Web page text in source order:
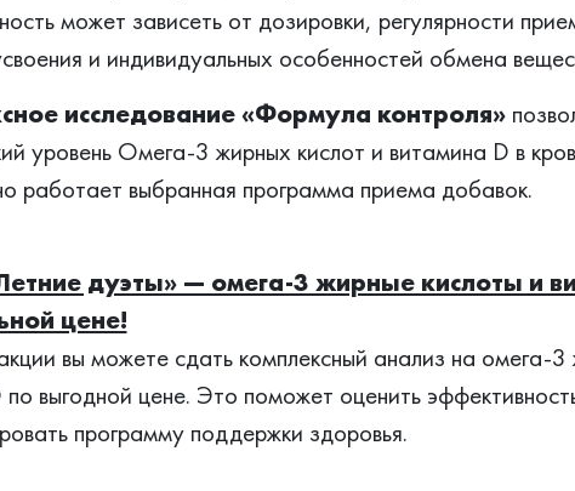
может зависеть от дозировки, регулярности
и индивидуальных особенностей обмена
исследование «Формула контроля»
уровень Омега-3 жирных кислот и витамина D в
работает выбранная программа приема добавок.
дуэты» — омега-3 жирные кислоты и
цене!
вы можете сдать комплексный анализ на омега-3
по выгодной цене. Это поможет оценить
программу поддержки здоровья.